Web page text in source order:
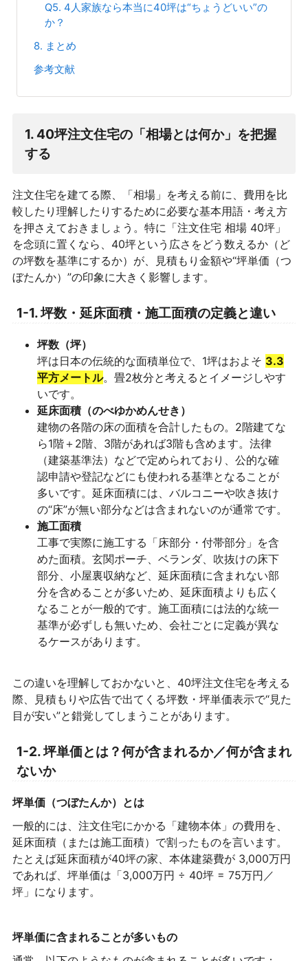
Q5. 4人家族なら本当に40坪は“ちょうどいい”の
か？
8. まとめ
参考文献
1. 40坪注文住宅の「相場とは何か」を把握
する
注文住宅を建てる際、「相場」を考える前に、費用を比
較したり理解したりするために必要な基本用語・考え方
を押さえておきましょう。特に「注文住宅 相場 40坪」
を念頭に置くなら、40坪という広さをどう数えるか（ど
の坪数を基準にするか）が、見積もり金額や“坪単価（つ
ぼたんか）”の印象に大きく影響します。
1-1. 坪数・延床面積・施工面積の定義と違い
坪数（坪）
坪は日本の伝統的な面積単位で、1坪はおよそ 3.3
平方メートル。畳2枚分と考えるとイメージしやす
いです。
延床面積（のべゆかめんせき）
建物の各階の床の面積を合計したもの。2階建てな
ら1階＋2階、3階があれば3階も含めます。法律
（建築基準法）などで定められており、公的な確
認申請や登記などにも使われる基準となることが
多いです。延床面積には、バルコニーや吹き抜け
の“床”が無い部分などは含まれないのが通常です。
施工面積
工事で実際に施工する「床部分・付帯部分」を含
めた面積。玄関ポーチ、ベランダ、吹抜けの床下
部分、小屋裏収納など、延床面積に含まれない部
分を含めることが多いため、延床面積よりも広く
なることが一般的です。施工面積には法的な統一
基準が必ずしも無いため、会社ごとに定義が異な
るケースがあります。
この違いを理解しておかないと、40坪注文住宅を考える
際、見積もりや広告で出てくる坪数・坪単価表示で“見た
目が安い”と錯覚してしまうことがあります。
1-2. 坪単価とは？何が含まれるか／何が含まれ
ないか
坪単価（つぼたんか）とは
一般的には、注文住宅にかかる「建物本体」の費用を、
延床面積（または施工面積）で割ったものを言います。
たとえば延床面積が40坪の家、本体建築費が 3,000万円
であれば、坪単価は「3,000万円 ÷ 40坪 = 75万円／
坪」になります。
坪単価に含まれることが多いもの